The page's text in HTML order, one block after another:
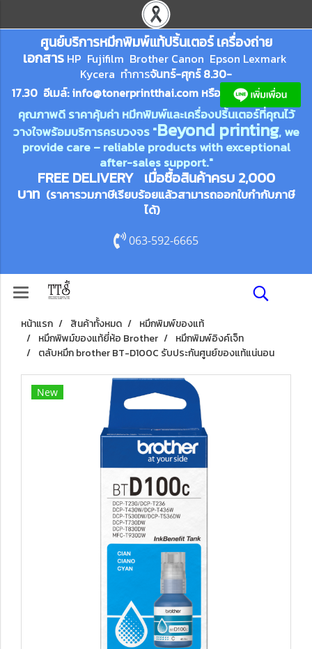
ศูนย์บริการหมึกพิมพ์แท้ปริ้นเตอร์ เครื่องถ่าย
เอกสาร HP Fujifilm Brother Canon Epson Lexmark
Kycera ทำการจันทร์-ศุกร์ 8.30-
17.30 อีเมล์:info@tonerprintthai.com หรือ
คุณภาพดี ราคาคุ้มค่า หมึกพิมพ์และเครื่องปริ้นเตอร์ที่คุณไว้
วางใจพร้อมบริการครบวงจร "Beyond printing, we
provide care – reliable products with exceptional
after-sales support."
FREE DELIVERY เมื่อซื้อสินค้าครบ 2,000
บาท (ราคารวมภาษีเรียบร้อยแล้วสามารถออกใบกำกับภาษี
ได้)
063-592-6665
หน้าแรก สินค้าทั้งหมด
หมึกพิมพ์ของแท้
หมึกพิพม์ของแท้ยี่ห้อ Brother
หมึกพิมพ์อิงค์เจ็ท
ตลับหมึก brother BT-D100C รับประกันศูนย์ของแท้แน่นอน
New